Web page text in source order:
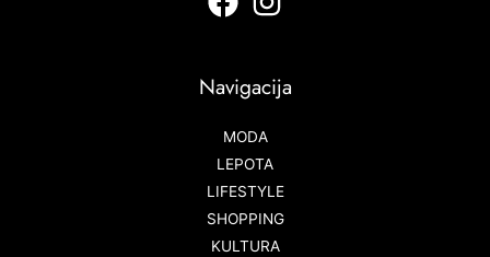
Navigacija
MODA
LEPOTA
LIFESTYLE
SHOPPING
KULTURA